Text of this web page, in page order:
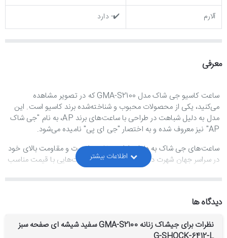
آلارم
✔️- دارد
معرفی
ساعت کاسیو جی شاک مدل GMA-S2100 که در تصویر مشاهده
می‌کنید، یکی از محصولات محبوب و شناخته‌شده برند کاسیو است. این
مدل به دلیل شباهت در طراحی با ساعت‌های برند AP، به نام "جی شاک
AP" نیز معروف شده و به اختصار "جی ای پی" نامیده می‌شود.
ساعت‌های جی شاک به دلیل طراحی خاص، اسپرت و مقاومت بالای خود
در سراسر جهان شهرت دارند. این برند با ارائه ساعت‌هایی با قیمت مناسب
و دوام بالا، توانسته سهم قابل توجهی از بازار جهانی را به خود اختصاص
**ویژگی‌های طراحی و ساخت:**
که دوام بالایی را تضمین می‌کند.
دیدگاه ها
نظرات برای جیشاک زنانه GMA-S2100 سفید شیشه ای صفحه سبز